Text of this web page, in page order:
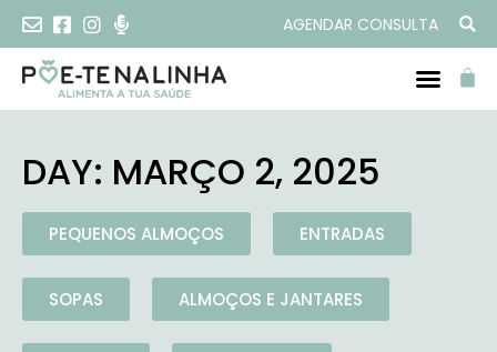
AGENDAR CONSULTA
DAY: MARÇO 2, 2025
PEQUENOS ALMOÇOS ENTRADAS
SOPAS ALMOÇOS E JANTARES